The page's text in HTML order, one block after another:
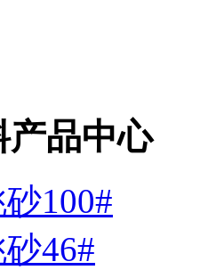
产品中心
100#
46#